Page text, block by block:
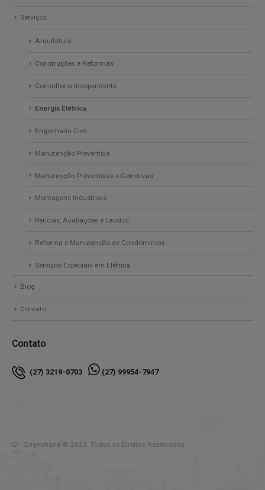
Serviços
Arquitetura
Construções e Reformas
Consultoria Independente
Energia Elétrica
Engenharia Civil
Manutenção Preventiva
Manutenção Preventivas e Corretivas
Montagens Industriais
Perícias, Avaliações e Laudos
Reforma e Manutenção de Condomínios
Serviços Especiais em Elétrica
Blog
Contato
Contato
(27) 3219-0703 (27) 99954-7947
QI - Engenharia © 2023. Todos os Direitos Reservados